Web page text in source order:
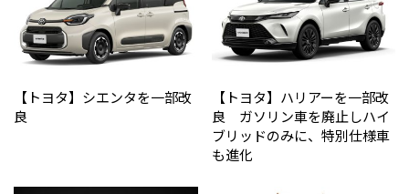
【トヨタ】シエンタを一部改
良
【トヨタ】ハリアーを一部改
良 ガソリン車を廃止しハイ
ブリッドのみに、特別仕様車
も進化